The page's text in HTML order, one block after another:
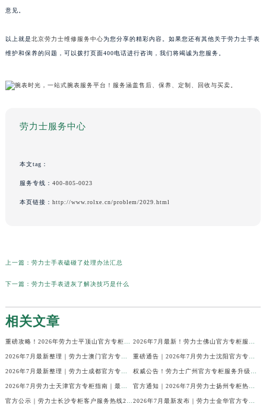
意见。
以上就是北京劳力士维修服务中心为您分享的精彩内容。如果您还有其他关于劳力士手表
维护和保养的问题，可以拨打页面400电话进行咨询，我们将竭诚为您服务。
劳力士服务中心
本文tag：
服务专线： 400-805-0023
本页链接： http://www.rolxe.cn/problem/2029.html
上一篇： 劳力士手表磕碰了处理办法汇总
下一篇： 劳力士手表进灰了解决技巧是什么
相关文章